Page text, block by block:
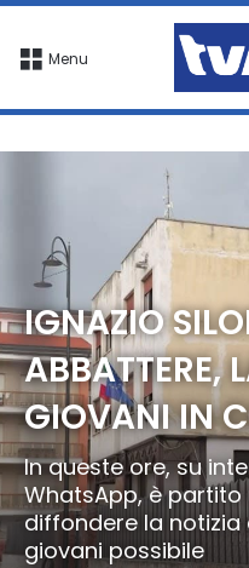
Menu
IGNAZIO
ABBATTERE,
GIOVANI IN
In queste ore, su
WhatsApp, è
diffondere la notizia
giovani possibile